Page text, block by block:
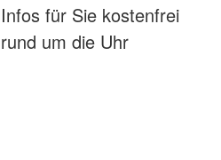
Infos für Sie kostenfrei
rund um die Uhr